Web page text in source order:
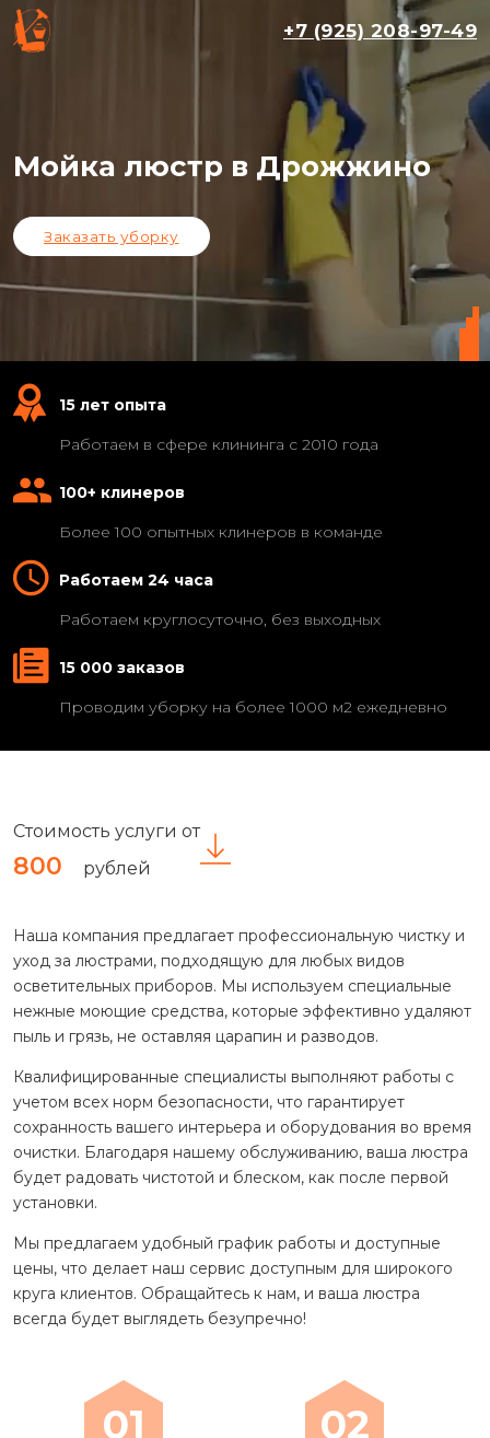
+7 (925) 208-97-49
Мойка люстр в Дрожжино
Заказать уборку
15 лет опыта
Работаем в сфере клининга с 2010 года
100+ клинеров
Более 100 опытных клинеров в команде
Работаем 24 часа
Работаем круглосуточно, без выходных
15 000 заказов
Проводим уборку на более 1000 м2 ежедневно
Стоимость услуги от
800 рублей
Наша компания предлагает профессиональную чистку и
уход за люстрами, подходящую для любых видов
осветительных приборов. Мы используем специальные
нежные моющие средства, которые эффективно удаляют
пыль и грязь, не оставляя царапин и разводов.
Квалифицированные специалисты выполняют работы с
учетом всех норм безопасности, что гарантирует
сохранность вашего интерьера и оборудования во время
очистки. Благодаря нашему обслуживанию, ваша люстра
будет радовать чистотой и блеском, как после первой
установки.
Мы предлагаем удобный график работы и доступные
цены, что делает наш сервис доступным для широкого
круга клиентов. Обращайтесь к нам, и ваша люстра
всегда будет выглядеть безупречно!
01 02